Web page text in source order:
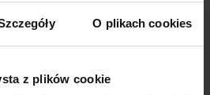
O plikach cookies
z plików cookie